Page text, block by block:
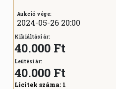
Aukció vége:
2024-05-26 20:00
Kikiáltási ár:
40.000 Ft
Leütési ár:
40.000 Ft
Licitek száma: 1